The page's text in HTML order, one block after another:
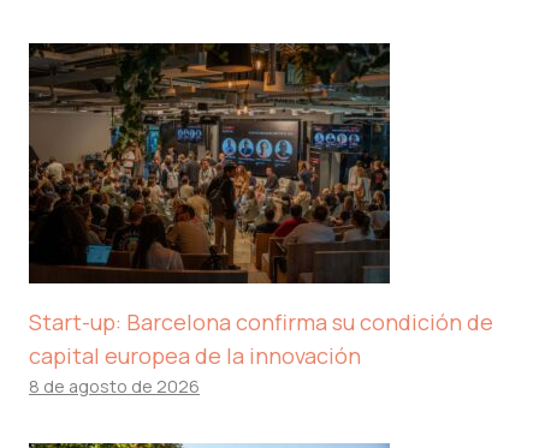
Start-up: Barcelona confirma su condición de
capital europea de la innovación
8 de agosto de 2026